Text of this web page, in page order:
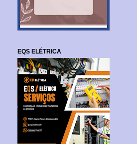
EQS ELÉTRICA